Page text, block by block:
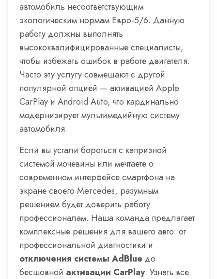
автомобиль несоответствующим
экологическим нормам Евро-5/6. Данную
работу должны выполнять
высококвалифицированные специалисты,
чтобы избежать ошибок в работе двигателя.
Часто эту услугу совмещают с другой
популярной опцией — активацией Apple
CarPlay и Android Auto, что кардинально
модернизирует мультимедийную систему
автомобиля.
Если вы устали бороться с капризной
системой мочевины или мечтаете о
современном интерфейсе смартфона на
экране своего Mercedes, разумным
решением будет доверить работу
профессионалам. Наша команда предлагает
комплексные решения для вашего авто: от
профессиональной диагностики и
отключения системы AdBlue до
бесшовной активации CarPlay. Узнать все